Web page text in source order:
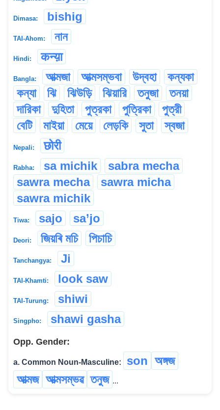
Dimasa: bishig
TAI-Ahom: নান
Hindi: कन्य़ा
Bangla: আত্মজা আত্মসম্ভবা উদ্বহা
কন্যকা
কন্যা
ঝি ঝিউড়ি ঝিয়ারি তনুজা
তনয়া
দারিকা
দুহিতা পুত্রকা পুত্রিকা
পুত্রী
বেটি
মাইয়া মেয়ে লেড়কি সুতা স্বজা
Nepali: छोरी
Rabha: sa michik
sabra mecha
sawra mecha
sawra micha
sawra michik
Tiwa: sajo sa’jo
Deori: জিয়ৰি মচি পিচাচি
Tanchangya: Ji
TAI-Khamti: look saw
TAI-Turung: shiwi
Singpho: shawi gasha
Opp. Gender:
a. Common Noun-Masculine: son অঙ্গজ
আত্মজ আত্মসম্ভৱ তনুজ ...